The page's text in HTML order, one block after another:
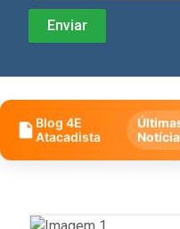
Blog 4E
Atacadista